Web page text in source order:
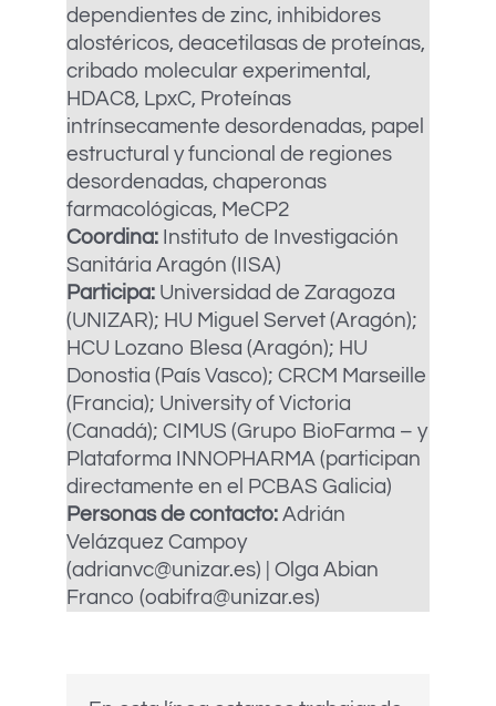
dependientes de zinc, inhibidores
alostéricos, deacetilasas de proteínas,
cribado molecular experimental,
HDAC8, LpxC, Proteínas
intrínsecamente desordenadas, papel
estructural y funcional de regiones
desordenadas, chaperonas
farmacológicas, MeCP2
Coordina: Instituto de Investigación
Sanitária Aragón (IISA)
Participa: Universidad de Zaragoza
(UNIZAR); HU Miguel Servet (Aragón);
HCU Lozano Blesa (Aragón); HU
Donostia (País Vasco); CRCM Marseille
(Francia); University of Victoria
(Canadá); CIMUS (Grupo BioFarma – y
Plataforma INNOPHARMA (participan
directamente en el PCBAS Galicia)
Personas de contacto: Adrián
Velázquez Campoy
(adrianvc@unizar.es) | Olga Abian
Franco (oabifra@unizar.es)